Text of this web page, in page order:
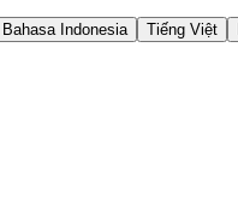
Bahasa Indonesia Tiếng Việt